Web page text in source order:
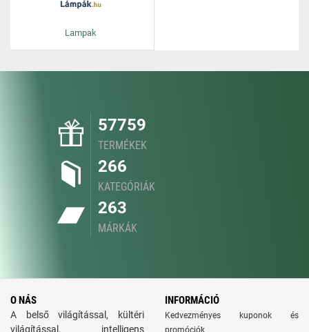
Lampak
57759
TERMÉKEK
266
KATEGÓRIÁK
263
MÁRKÁK
O NÁS
A belső világítással, kültéri
világítással, intelligens
INFORMÁCIÓ
Kedvezményes kuponok és
promóciók